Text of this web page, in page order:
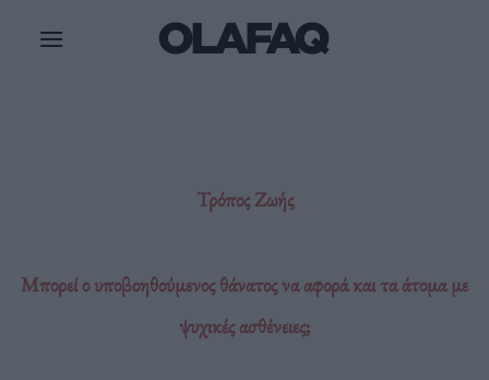
Τρόπος Ζωής
Μπορεί ο υποβοηθούμενος θάνατος να αφορά και τα άτομα με
ψυχικές ασθένειες;